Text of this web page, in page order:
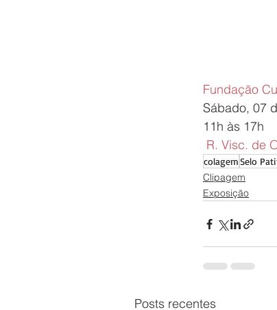
Fundação
Sábado, 07
11h às 17h
R. Visc. de
colagemSelo
Clipagem
Exposição
Posts recentes